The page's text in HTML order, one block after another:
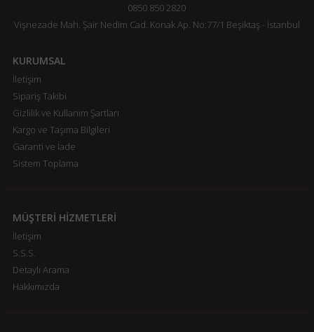
0850 850 2820
Vişnezade Mah. Şair Nedim Cad. Konak Ap. No:77/1 Beşiktaş - İstanbul
KURUMSAL
İletişim
Sipariş Takibi
Gizlilik ve Kullanım Şartları
Kargo ve Taşıma Bilgileri
Garanti ve İade
Sistem Toplama
MÜŞTERİ HİZMETLERİ
İletişim
S.S.S.
Detaylı Arama
Hakkımızda